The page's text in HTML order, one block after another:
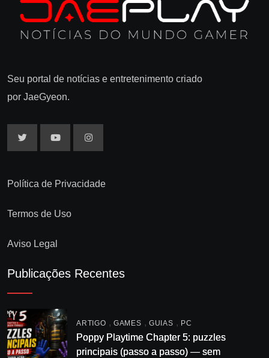
Seu portal de notícias e entretenimento criado
por JaeGyeon.
Política de Privacidade
Termos de Uso
Aviso Legal
Publicações Recentes
ARTIGO , GAMES , GUIAS , PC
Poppy Playtime Chapter 5: puzzles
principais (passo a passo) — sem